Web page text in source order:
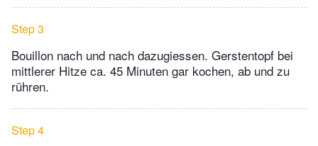
Step 3
Bouillon nach und nach dazugiessen. Gerstentopf bei
mittlerer Hitze ca. 45 Minuten gar kochen, ab und zu
rühren.
Step 4